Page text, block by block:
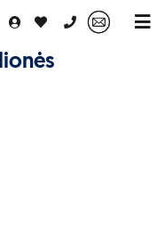
0 700 11007